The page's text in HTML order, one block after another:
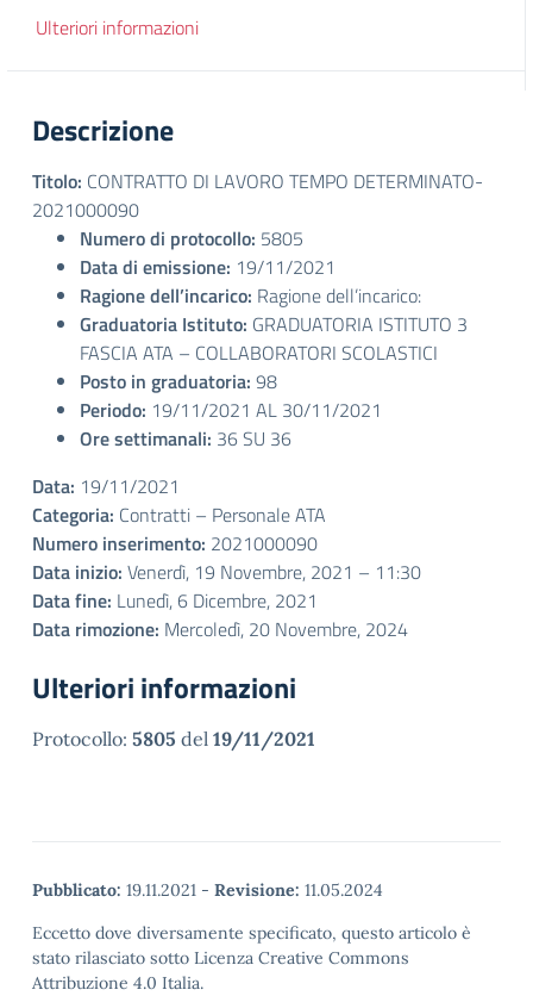
Ulteriori informazioni
Descrizione
Titolo: CONTRATTO DI LAVORO TEMPO DETERMINATO-
2021000090
Numero di protocollo: 5805
Data di emissione: 19/11/2021
Ragione dell’incarico: Ragione dell’incarico:
Graduatoria Istituto: GRADUATORIA ISTITUTO 3
FASCIA ATA – COLLABORATORI SCOLASTICI
Posto in graduatoria: 98
Periodo: 19/11/2021 AL 30/11/2021
Ore settimanali: 36 SU 36
Data: 19/11/2021
Categoria: Contratti – Personale ATA
Numero inserimento: 2021000090
Data inizio: Venerdì, 19 Novembre, 2021 – 11:30
Data fine: Lunedì, 6 Dicembre, 2021
Data rimozione: Mercoledì, 20 Novembre, 2024
Ulteriori informazioni
Protocollo: 5805 del 19/11/2021
Pubblicato: 19.11.2021 - Revisione: 11.05.2024
Eccetto dove diversamente specificato, questo articolo è
stato rilasciato sotto Licenza Creative Commons
Attribuzione 4.0 Italia.